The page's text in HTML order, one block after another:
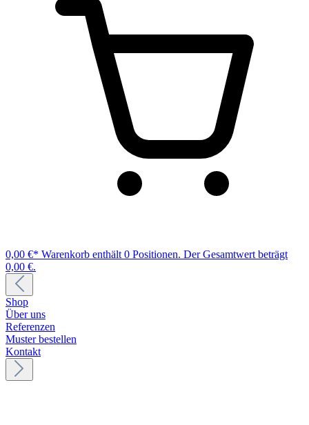
0,00 €* Warenkorb enthält 0 Positionen. Der Gesamtwert beträgt
0,00 €.
Shop
Über uns
Referenzen
Muster bestellen
Kontakt